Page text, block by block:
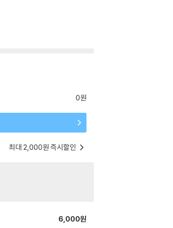
0원
최대 2,000원 즉시할인
6,000원